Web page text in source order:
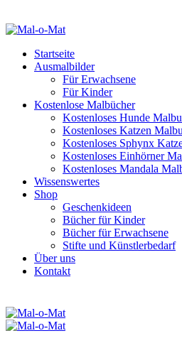
Startseite
Ausmalbilder
Für Erwachsene
Für Kinder
Kostenlose Malbücher
Kostenloses Hunde
Kostenloses Katzen
Kostenloses Sphynx
Kostenloses Einhörner
Kostenloses Mandala
Wissenswertes
Shop
Geschenkideen
Bücher für Kinder
Bücher für Erwachsene
Stifte und Künstlerbedarf
Über uns
Kontakt